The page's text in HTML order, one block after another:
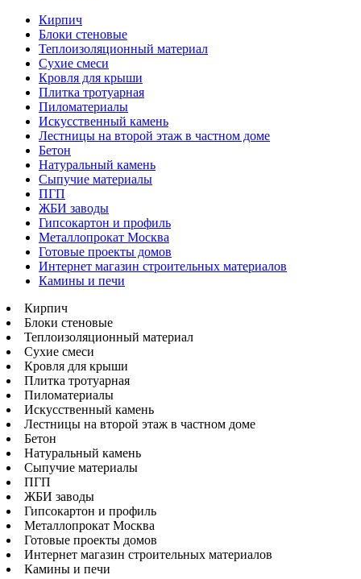
Кирпич
Блоки стеновые
Теплоизоляционный материал
Сухие смеси
Кровля для крыши
Плитка тротуарная
Пиломатериалы
Искусственный камень
Лестницы на второй этаж в частном доме
Бетон
Натуральный камень
Сыпучие материалы
ПГП
ЖБИ заводы
Гипсокартон и профиль
Металлопрокат Москва
Готовые проекты домов
Интернет магазин строительных материалов
Камины и печи
Кирпич
Блоки стеновые
Теплоизоляционный материал
Сухие смеси
Кровля для крыши
Плитка тротуарная
Пиломатериалы
Искусственный камень
Лестницы на второй этаж в частном доме
Бетон
Натуральный камень
Сыпучие материалы
ПГП
ЖБИ заводы
Гипсокартон и профиль
Металлопрокат Москва
Готовые проекты домов
Интернет магазин строительных материалов
Камины и печи